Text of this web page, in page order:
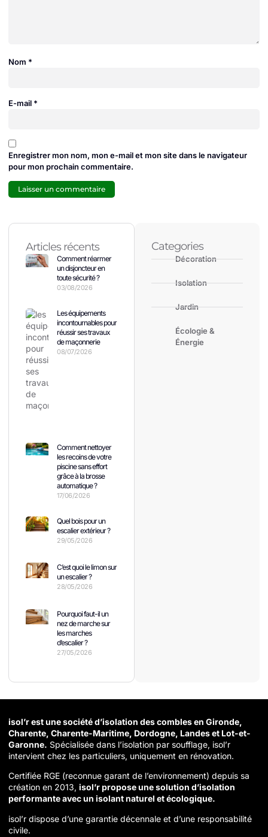
Nom *
E-mail *
Enregistrer mon nom, mon e-mail et mon site dans le navigateur
pour mon prochain commentaire.
Articles récents
Comment réarmer
un disjoncteur en
toute sécurité ?
03/08/2026
Les équipements
incontournables pour
réussir ses travaux
de maçonnerie
08/07/2026
Comment nettoyer
les recoins de votre
piscine sans effort
grâce à la brosse
automatique ?
17/06/2026
Quel bois pour un
escalier extérieur ?
29/05/2026
C’est quoi le limon sur
un escalier ?
28/05/2026
Pourquoi faut-il un
nez de marche sur
les marches
d’escalier ?
27/05/2026
Categories
Décoration
Isolation
Jardin
Écologie &
Énergie
isol’r est une société d’isolation des combles en Gironde,
Charente, Charente-Maritime, Dordogne, Landes et Lot-et-
Garonne. Spécialisée dans l’isolation par soufflage, isol’r
intervient chez les particuliers, uniquement en rénovation.
Certifiée RGE (reconnue garant de l’environnement) depuis sa
création en 2013, isol’r propose une solution d’isolation
performante avec un isolant naturel et écologique.
isol’r dispose d’une garantie décennale et d’une responsabilité
civile.